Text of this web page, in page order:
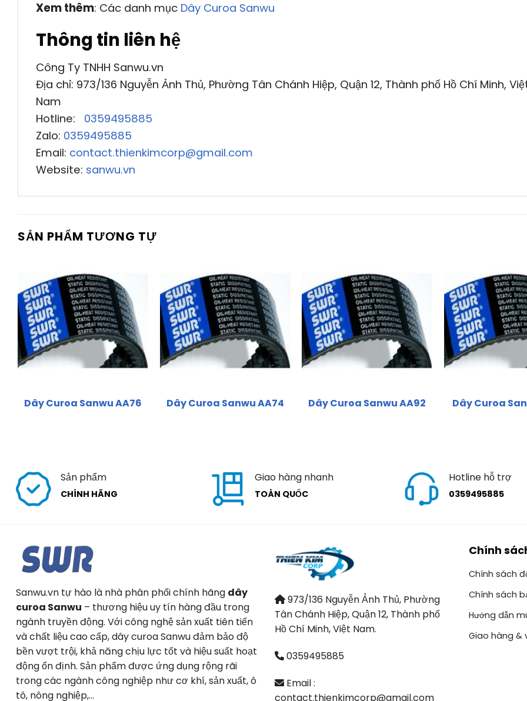
Xem thêm: Các danh mục Dây Curoa Sanwu
Thông tin liên hệ
Công Ty TNHH Sanwu.vn
Địa chỉ: 973/136 Nguyễn Ảnh Thủ, Phường Tân Chánh Hiệp, Quận 12, Thành phố Hồ Chí Minh,
Nam
Hotline: 0359495885
Zalo: 0359495885
Email: contact.thienkimcorp@gmail.com
Website: sanwu.vn
SẢN PHẨM TƯƠNG TỰ
Dây Curoa Sanwu AA76 Dây Curoa Sanwu AA74 Dây Curoa Sanwu AA92 Dây Curoa
Sản phẩm
CHÍNH HÃNG
Giao hàng nhanh
TOÀN QUỐC
Hotline hỗ trợ
0359495885
Sanwu.vn tự hào là nhà phân phối chính hãng dây
curoa Sanwu – thương hiệu uy tín hàng đầu trong
ngành truyền động. Với công nghệ sản xuất tiên tiến
và chất liệu cao cấp, dây curoa Sanwu đảm bảo độ
bền vượt trội, khả năng chịu lực tốt và hiệu suất hoạt
động ổn định. Sản phẩm được ứng dụng rộng rãi
trong các ngành công nghiệp như cơ khí, sản xuất, ô
tô, nông nghiệp,…
973/136 Nguyễn Ảnh Thủ, Phường
Tân Chánh Hiệp, Quận 12, Thành phố
Hồ Chí Minh, Việt Nam.
0359495885
Email :
contact.thienkimcorp@gmail.com
Chính
Chính sách
Chính sách
Hướng dẫn
Giao hàng &